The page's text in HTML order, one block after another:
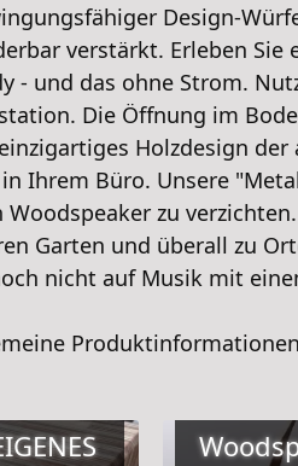
Design-
verstärkt. Erleben
- und das ohne Strom.
Die Öffnung im
Holzdesign
Ihrem Büro. Unsere
Woodspeaker zu
Garten und überall zu
nicht auf Musik mit